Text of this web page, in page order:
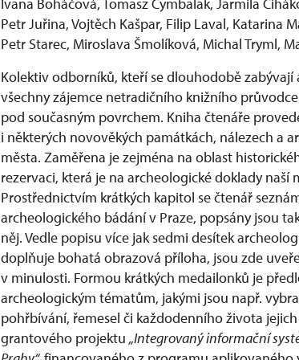
Petr Juřina, Vojtěch Kašpar, Filip Laval, Katarina
Petr Starec, Miroslava Šmolíková, Michal Tryml,
Kolektiv odborníků, kteří se dlouhodobě
všechny zájemce netradičního knižního
pod současným povrchem. Kniha čtenáře
i některých novověkých památkách, nálezech a
města. Zaměřena je zejména na oblast
rezervaci, která je na archeologické doklady naší
Prostřednictvím krátkých kapitol se čtenář
archeologického bádání v Praze, popsány jsou
něj. Vedle popisu více jak sedmi desítek
doplňuje bohatá obrazová příloha, jsou zde
v minulosti. Formou krátkých medailonků je
archeologickým tématům, jakými jsou např.
pohřbívání, řemesel či každodenního života
grantového projektu „Integrovaný informační